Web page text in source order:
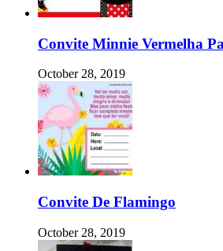
Convite Minnie Vermelha
October 28, 2019
Convite De Flamingo
October 28, 2019